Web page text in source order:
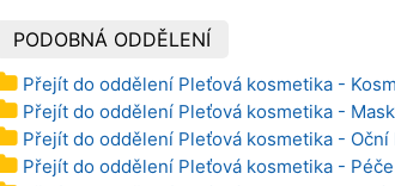
PODOBNÁ ODDĚLENÍ
Přejít do oddělení Pleťová kosmetika -
Přejít do oddělení Pleťová kosmetika -
Přejít do oddělení Pleťová kosmetika - Oční
Přejít do oddělení Pleťová kosmetika -